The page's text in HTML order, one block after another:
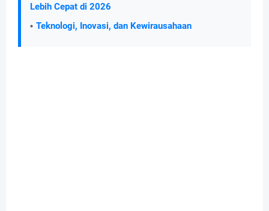
Lebih Cepat di 2026
Teknologi, Inovasi, dan Kewirausahaan